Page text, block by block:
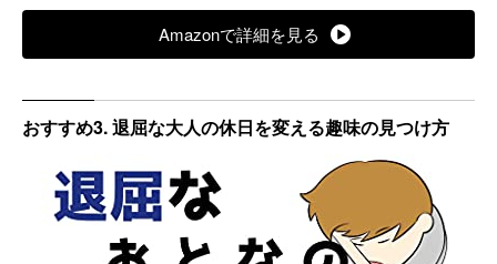
Amazonで詳細を見る
おすすめ3. 退屈な大人の休日を変える趣味の見つけ方